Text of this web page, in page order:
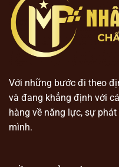
Với những bước đi theo
và đang khẳng định với
hàng về năng lực, sự
mình.